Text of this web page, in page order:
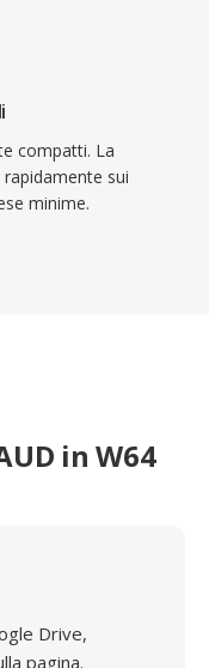
compatti. La
sui
minime.
in W64
Drive,
pagina.